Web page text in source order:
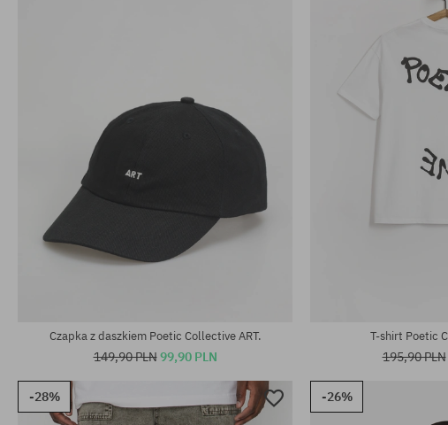
Czapka z daszkiem Poetic Collective ART.
149,90 PLN99,90 PLN
T-shirt Poetic
195,90 PLN
-28% -26%